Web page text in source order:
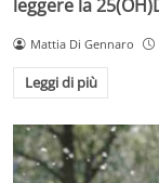
leggere la
Mattia Di Gennaro
Leggi di più